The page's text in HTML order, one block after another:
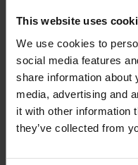
This website uses
We use cookies to
social media features
share information about
media, advertising and
it with other information
they’ve collected from
Kleur
Afmeting
Hoogte
Breedte